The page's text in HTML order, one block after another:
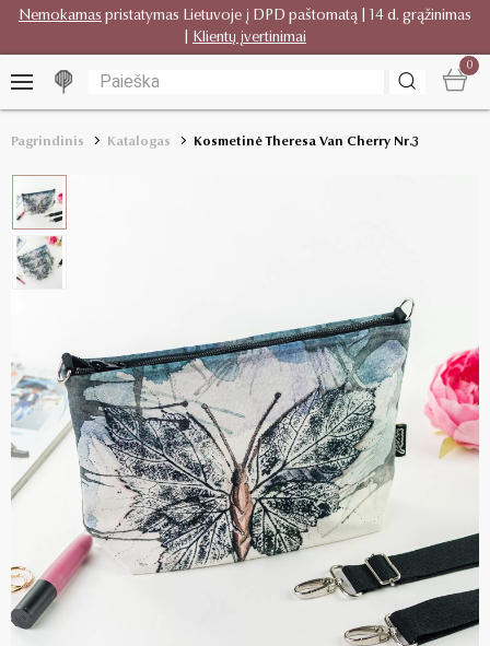
Nemokamas pristatymas Lietuvoje į DPD paštomatą | 14 d. grąžinimas
Klientų įvertinimai
0
Pagrindinis Katalogas Kosmetinė Theresa Van Cherry Nr.3